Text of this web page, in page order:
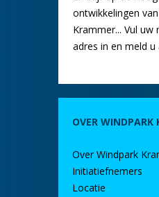
ontwikkelingen
Krammer... Vul uw
adres in en meld u
OVER WINDPARK
Over Windpark
Initiatiefnemers
Locatie